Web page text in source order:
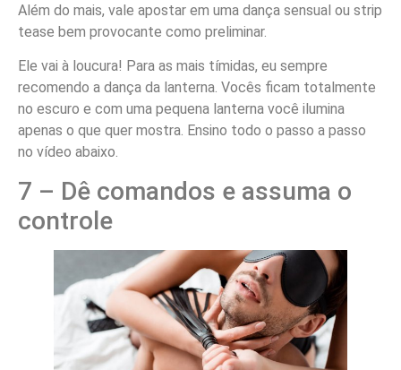
Além do mais, vale apostar em uma dança sensual ou strip
tease bem provocante como preliminar.
Ele vai à loucura! Para as mais tímidas, eu sempre
recomendo a dança da lanterna. Vocês ficam totalmente
no escuro e com uma pequena lanterna você ilumina
apenas o que quer mostra. Ensino todo o passo a passo
no vídeo abaixo.
7 – Dê comandos e assuma o
controle